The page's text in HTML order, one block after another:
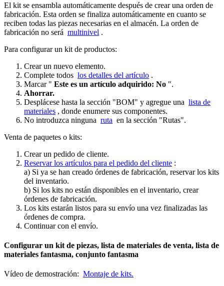
El kit se ensambla automáticamente después de crear una orden de
fabricación. Esta orden se finaliza automáticamente en cuanto se
reciben todas las piezas necesarias en el almacén. La orden de
fabricación no será multinivel .
Para configurar un kit de productos:
Crear un nuevo elemento.
Complete todos los detalles del artículo .
Marcar " Este es un artículo adquirido: No ".
Ahorrar.
Desplácese hasta la sección "BOM" y agregue una lista de
materiales , donde enumere sus componentes.
No introduzca ninguna ruta en la sección "Rutas".
Venta de paquetes o kits:
Crear un pedido de cliente.
Reservar los artículos para el pedido del cliente :
a) Si ya se han creado órdenes de fabricación, reservar los kits
del inventario.
b) Si los kits no están disponibles en el inventario, crear
órdenes de fabricación.
Los kits estarán listos para su envío una vez finalizadas las
órdenes de compra.
Continuar con el envío.
Configurar un kit de piezas, lista de materiales de venta, lista de
materiales fantasma, conjunto fantasma
Vídeo de demostración: Montaje de kits.